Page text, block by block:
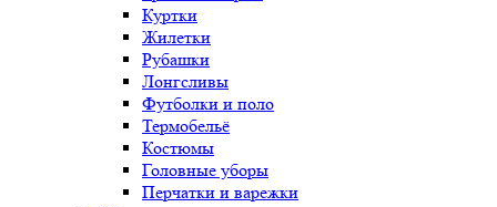
Куртки
Жилетки
Рубашки
Лонгсливы
Футболки и поло
Термобельё
Костюмы
Головные уборы
Перчатки и варежки